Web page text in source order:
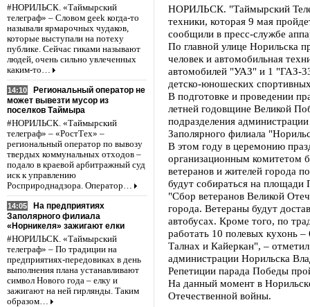
#НОРИЛЬСК. «Таймырский
телеграф» – Словом geek когда-то
называли ярмарочных чудаков,
которые выступали на потеху
публике. Сейчас гиками называют
людей, очень сильно увлеченных
каким-то…
14:10
Региональный оператор не
может вывезти мусор из
поселков Таймыра
#НОРИЛЬСК. «Таймырский
телеграф» – «РостТех» –
региональный оператор по вывозу
твердых коммунальных отходов –
подало в краевой арбитражный суд
иск к управлению
Росприроднадзора. Оператор…
14:05
На предприятиях
Заполярного филиала
«Норникеля» зажигают елки
#НОРИЛЬСК. «Таймырский
телеграф» – По традиции на
предприятиях-передовиках в день
выполнения плана устанавливают
символ Нового года – елку и
зажигают на ней гирлянды. Таким
образом…
НОРИЛЬСК. "Таймырский
техники, которая 9 мая
сообщили в пресс-службе
По главной улице Норильска
человек и автомобильная
автомобилей "УАЗ" и 1 "ГАЗ-
детско-юношеских
В подготовке и проведении
летней годовщине Великой
подразделения
Заполярного филиала
В этом году в церемонию
организационным комитетом
ветеранов и жителей города
будут собираться на площади
"Сбор ветеранов Великой
города. Ветераны будут
автобусах. Кроме того, по
работать 10 полевых кухонь
Талнах и Кайеркан", –
администрации Норильска
Репетиции парада Победы
На данный момент в
Отечественной войны.